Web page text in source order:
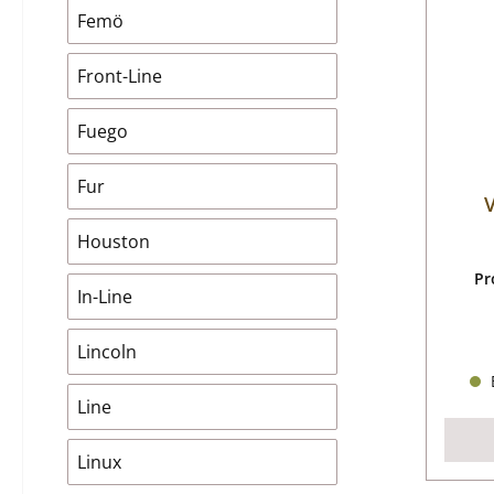
Femö
Front-Line
Fuego
Fur
Houston
In-Line
Lincoln
Line
Linux